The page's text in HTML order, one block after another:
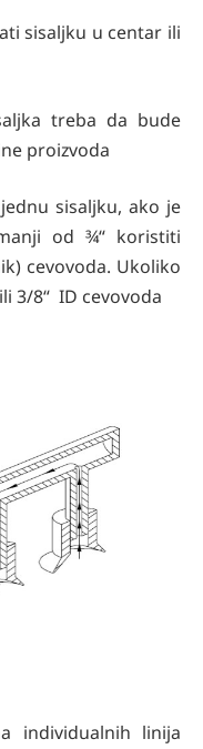
u centar ili
treba da bude
proizvoda
sisaljku, ako je
od ¾“ koristiti
cevovoda. Ukoliko
3/8“ ID cevovoda
individualnih linija